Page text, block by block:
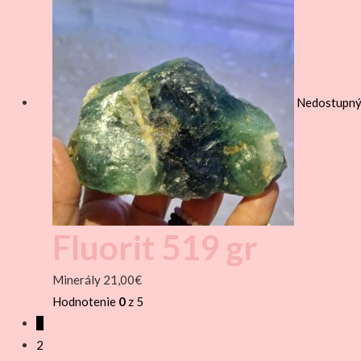
Nedostupný
Fluorit 519 gr
Minerály 21,00€
Hodnotenie 0 z 5
2